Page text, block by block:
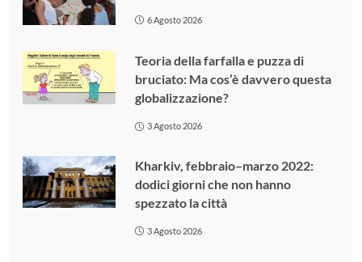
6 Agosto 2026
Teoria della farfalla e puzza di
bruciato: Ma cos’è davvero questa
globalizzazione?
3 Agosto 2026
Kharkiv, febbraio–marzo 2022:
dodici giorni che non hanno
spezzato la città
3 Agosto 2026